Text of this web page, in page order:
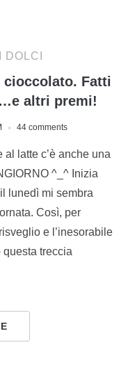
DOLCI
cioccolato. Fatti
altri premi!
44 comments
latte c’è anche una
^_^ Inizia
lunedì mi sembra
Così, per
e l’inesorabile
questa treccia